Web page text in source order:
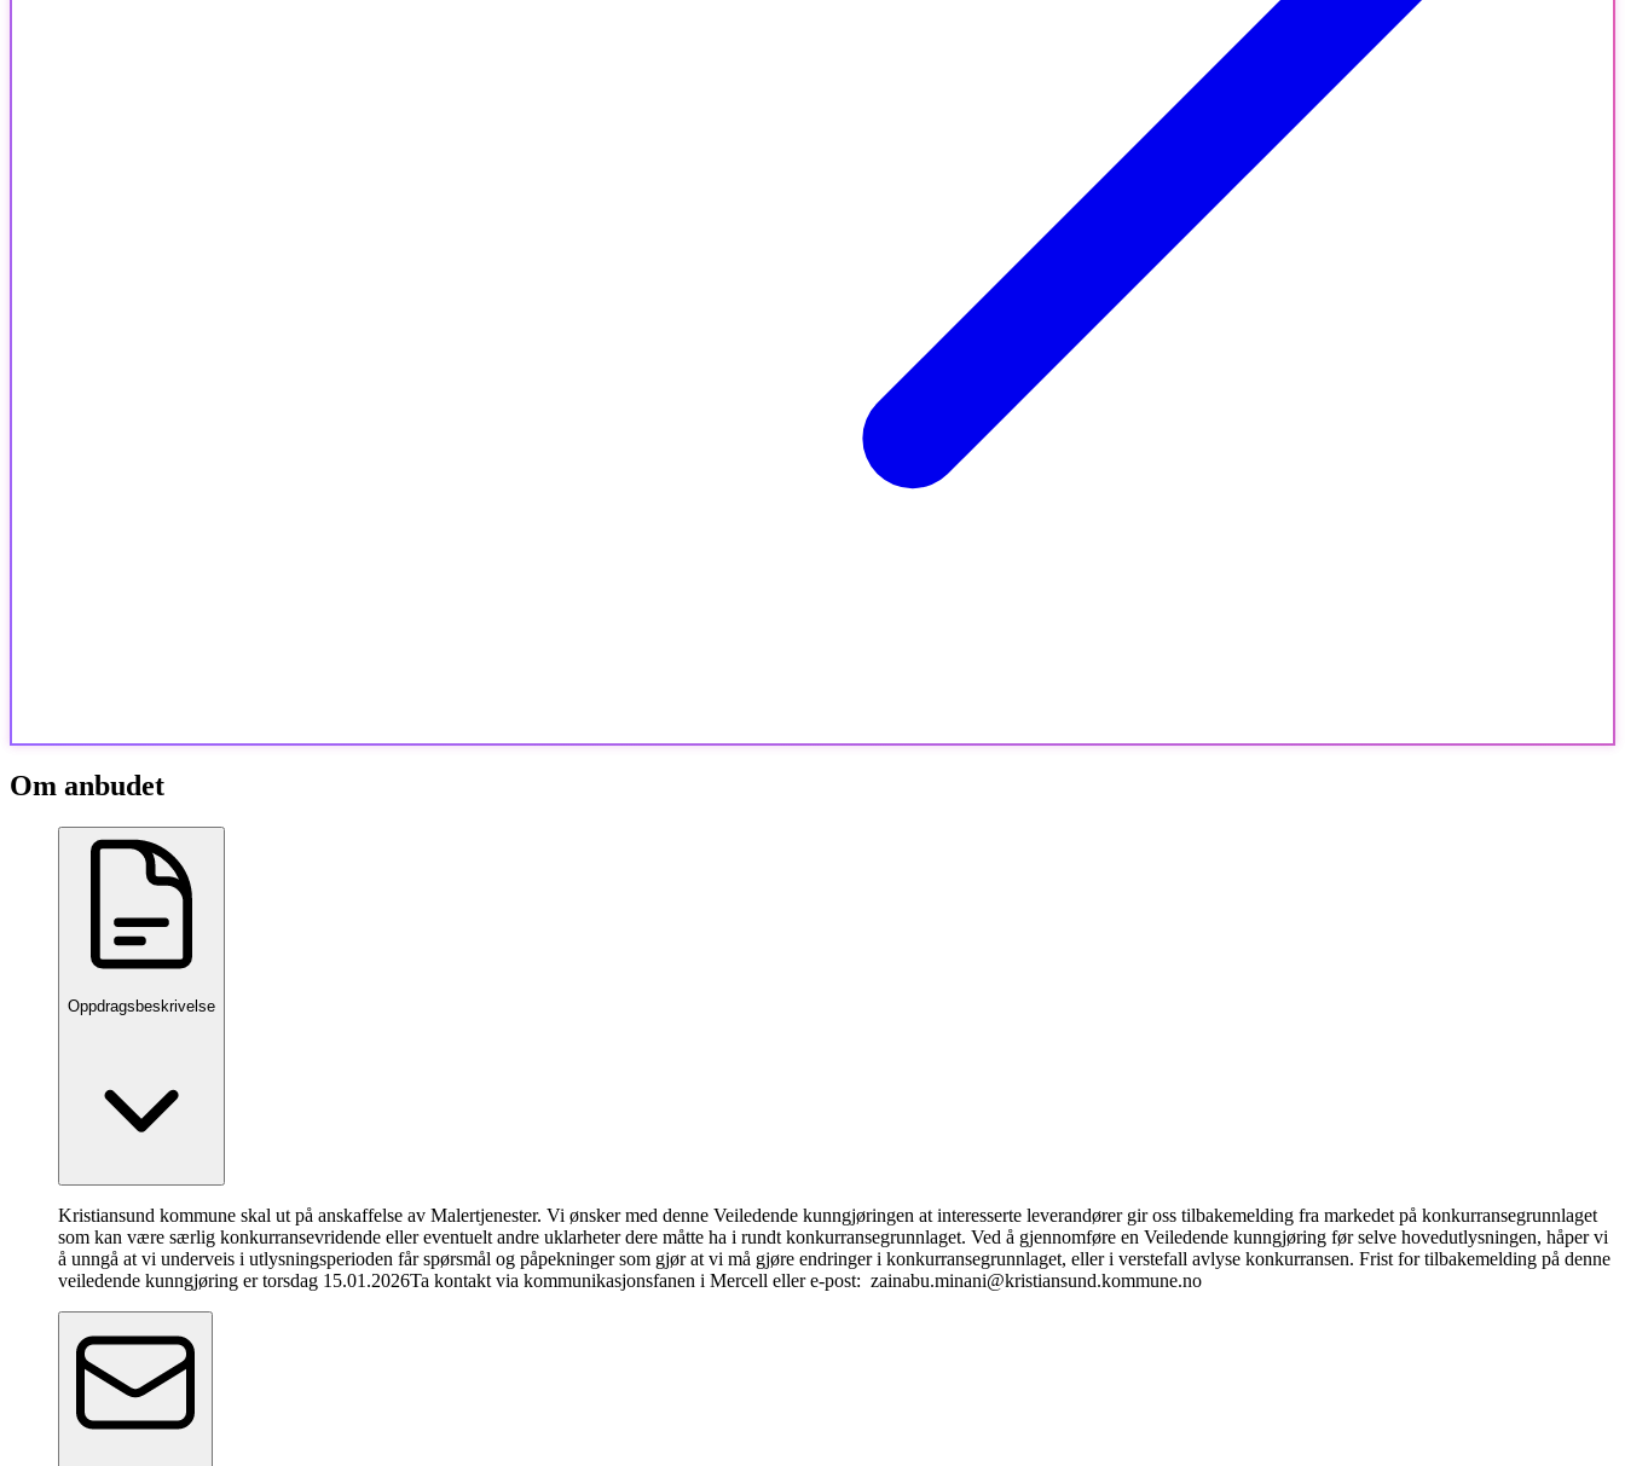
Om anbudet
Oppdragsbeskrivelse
Kristiansund kommune skal ut på anskaffelse av Malertjenester. Vi ønsker med denne Veiledende kunngjøringen at interesserte leverandører gir oss tilbakemelding fra markedet på konkurransegrunnlaget
som kan være særlig konkurransevridende eller eventuelt andre uklarheter dere måtte ha i rundt konkurransegrunnlaget. Ved å gjennomføre en Veiledende kunngjøring før selve hovedutlysningen, håper vi
å unngå at vi underveis i utlysningsperioden får spørsmål og påpekninger som gjør at vi må gjøre endringer i konkurransegrunnlaget, eller i verstefall avlyse konkurransen. Frist for tilbakemelding på denne
veiledende kunngjøring er torsdag 15.01.2026Ta kontakt via kommunikasjonsfanen i Mercell eller e-post: zainabu.minani@kristiansund.kommune.no